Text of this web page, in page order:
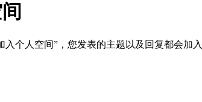
个人空间”，您发表的主题以及回复都会加